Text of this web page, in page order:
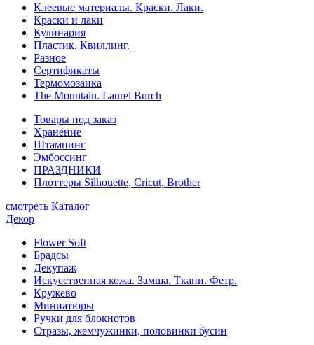
Клеевые материалы. Краски. Лаки.
Краски и лаки
Кулинария
Пластик. Квиллинг.
Разное
Сертификаты
Термомозаика
The Mountain. Laurel Burch
Товары под заказ
Хранение
Штампинг
Эмбоссинг
ПРАЗДНИКИ
Плоттеры Silhouette, Cricut, Brother
смотреть Каталог
Декор
Flower Soft
Брадсы
Декупаж
Искусственная кожа. Замша. Ткани. Фетр.
Кружево
Миниатюры
Ручки для блокнотов
Стразы, жемчужинки, половинки бусин